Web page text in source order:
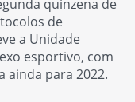
quinzena de
de
a Unidade
esportivo, com
ainda para 2022.